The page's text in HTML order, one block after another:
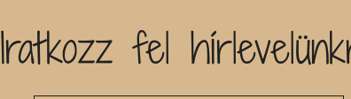
Iratkozz fel